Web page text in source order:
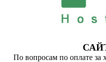
По вопросам по оплате за